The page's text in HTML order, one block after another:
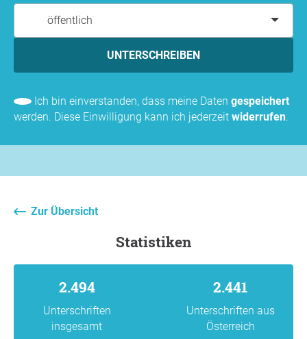
öffentlich
UNTERSCHREIBEN
Ich bin einverstanden, dass meine Daten gespeichert
werden. Diese Einwilligung kann ich jederzeit widerrufen.
Zur Übersicht
Statistiken
2.494
Unterschriften
insgesamt
2.441
Unterschriften aus
Österreich